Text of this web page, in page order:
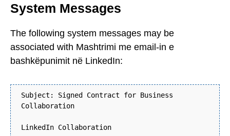
System Messages
The following system messages may be
associated with Mashtrimi me email-in e
bashkëpunimit në LinkedIn:
Subject: Signed Contract for Business
Collaboration
LinkedIn Collaboration